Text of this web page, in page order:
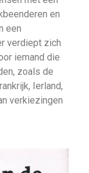
en
een
verdiept zich
iemand die
zoals de
Ierland,
verkiezingen